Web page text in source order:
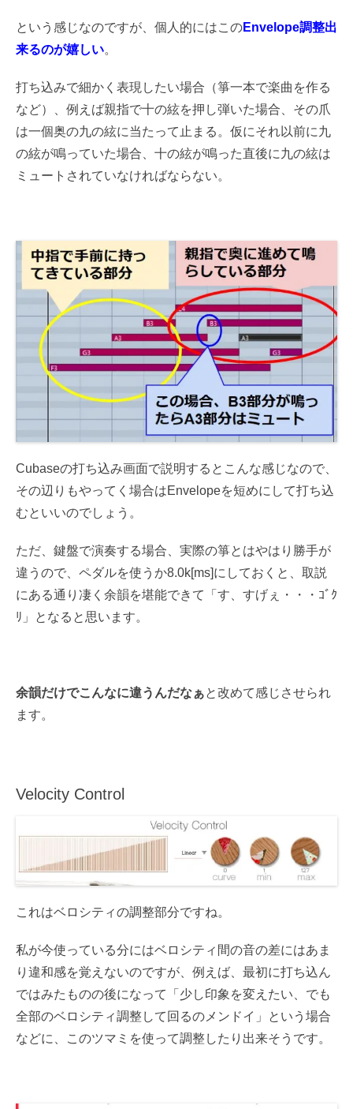
という感じなのですが、個人的にはこのEnvelope調整出
来るのが嬉しい。
打ち込みで細かく表現したい場合（箏一本で楽曲を作る
など）、例えば親指で十の絃を押し弾いた場合、その爪
は一個奥の九の絃に当たって止まる。仮にそれ以前に九
の絃が鳴っていた場合、十の絃が鳴った直後に九の絃は
ミュートされていなければならない。
Cubaseの打ち込み画面で説明するとこんな感じなので、
その辺りもやってく場合はEnvelopeを短めにして打ち込
むといいのでしょう。
ただ、鍵盤で演奏する場合、実際の箏とはやはり勝手が
違うので、ペダルを使うか8.0k[ms]にしておくと、取説
にある通り凄く余韻を堪能できて「す、すげぇ・・・ｺﾞｸ
ﾘ」となると思います。
余韻だけでこんなに違うんだなぁと改めて感じさせられ
ます。
Velocity Control
これはベロシティの調整部分ですね。
私が今使っている分にはベロシティ間の音の差にはあま
り違和感を覚えないのですが、例えば、最初に打ち込ん
ではみたものの後になって「少し印象を変えたい、でも
全部のベロシティ調整して回るのメンドイ」という場合
などに、このツマミを使って調整したり出来そうです。